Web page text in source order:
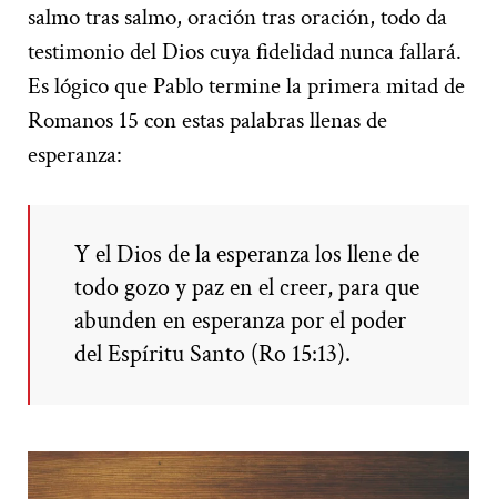
salmo tras salmo, oración tras oración, todo da
testimonio del Dios cuya fidelidad nunca fallará.
Es lógico que Pablo termine la primera mitad de
Romanos 15 con estas palabras llenas de
esperanza:
Y el Dios de la esperanza los llene de
todo gozo y paz en el creer, para que
abunden en esperanza por el poder
del Espíritu Santo (Ro 15:13).